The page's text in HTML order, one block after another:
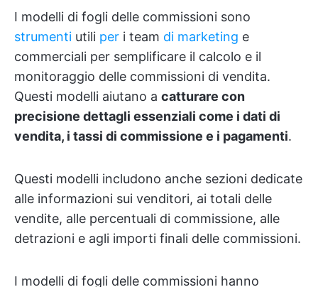
I modelli di fogli delle commissioni sono
strumenti utili per i team di marketing e
commerciali per semplificare il calcolo e il
monitoraggio delle commissioni di vendita.
Questi modelli aiutano a catturare con
precisione dettagli essenziali come i dati di
vendita, i tassi di commissione e i pagamenti.
Questi modelli includono anche sezioni dedicate
alle informazioni sui venditori, ai totali delle
vendite, alle percentuali di commissione, alle
detrazioni e agli importi finali delle commissioni.
I modelli di fogli delle commissioni hanno